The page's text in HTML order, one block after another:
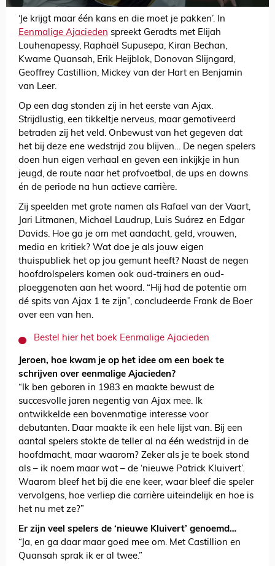
‘Je krijgt maar één kans en die moet je pakken’. In
Eenmalige Ajacieden spreekt Geradts met Elijah
Louhenapessy, Raphaël Supusepa, Kiran Bechan,
Kwame Quansah, Erik Heijblok, Donovan Slijngard,
Geoffrey Castillion, Mickey van der Hart en Benjamin
van Leer.
Op een dag stonden zij in het eerste van Ajax.
Strijdlustig, een tikkeltje nerveus, maar gemotiveerd
betraden zij het veld. Onbewust van het gegeven dat
het bij deze ene wedstrijd zou blijven… De negen spelers
doen hun eigen verhaal en geven een inkijkje in hun
jeugd, de route naar het profvoetbal, de ups en downs
én de periode na hun actieve carrière.
Zij speelden met grote namen als Rafael van der Vaart,
Jari Litmanen, Michael Laudrup, Luis Suárez en Edgar
Davids. Hoe ga je om met aandacht, geld, vrouwen,
media en kritiek? Wat doe je als jouw eigen
thuispubliek het op jou gemunt heeft? Naast de negen
hoofdrolspelers komen ook oud-trainers en oud-
ploeggenoten aan het woord. “Hij had de potentie om
dé spits van Ajax 1 te zijn”, concludeerde Frank de Boer
over een van hen.
Bestel hier het boek Eenmalige Ajacieden
Jeroen, hoe kwam je op het idee om een boek te
schrijven over eenmalige Ajacieden?
“Ik ben geboren in 1983 en maakte bewust de
succesvolle jaren negentig van Ajax mee. Ik
ontwikkelde een bovenmatige interesse voor
debutanten. Daar maakte ik een hele lijst van. Bij een
aantal spelers stokte de teller al na één wedstrijd in de
hoofdmacht, maar waarom? Zeker als je te boek stond
als – ik noem maar wat – de ‘nieuwe Patrick Kluivert’.
Waarom bleef het bij die ene keer, waar bleef die speler
vervolgens, hoe verliep die carrière uiteindelijk en hoe is
het nu met ze?”
Er zijn veel spelers de ‘nieuwe Kluivert’ genoemd…
“Ja, en ga daar maar goed mee om. Met Castillion en
Quansah sprak ik er al twee.”